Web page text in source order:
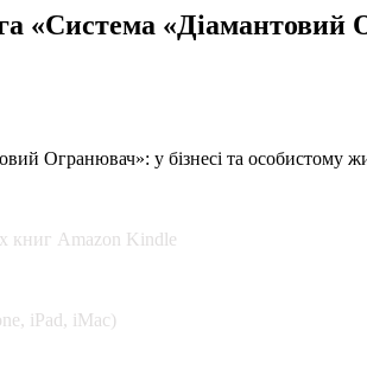
«Система «Діамантовий
книг Amazon Kindle
iPad, iMac)